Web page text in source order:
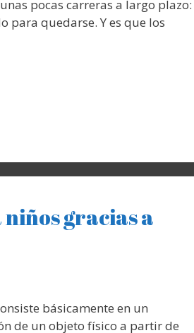
pocas carreras a largo plazo:
para quedarse. Y es que los
gracias a
básicamente en un
de un objeto físico a partir de